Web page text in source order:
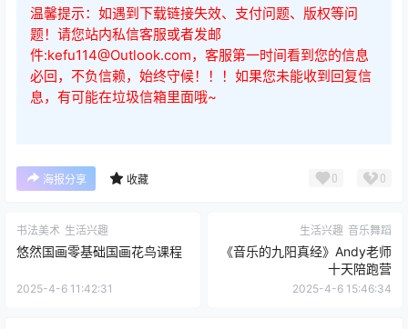
温馨提示：如遇到下载链接失效、支付问题、版权等问
题！请您站内私信客服或者发邮
件:kefu114@Outlook.com，客服第一时间看到您的信息
必回，不负信赖，始终守候！！！如果您未能收到回复信
息，有可能在垃圾信箱里面哦~
海报分享 收藏 0 0
书法美术 生活兴趣
悠然国画零基础国画花鸟课程
2025-4-6 11:42:31
生活兴趣 音乐舞蹈
《音乐的九阳真经》Andy老师
十天陪跑营
2025-4-6 15:46:34